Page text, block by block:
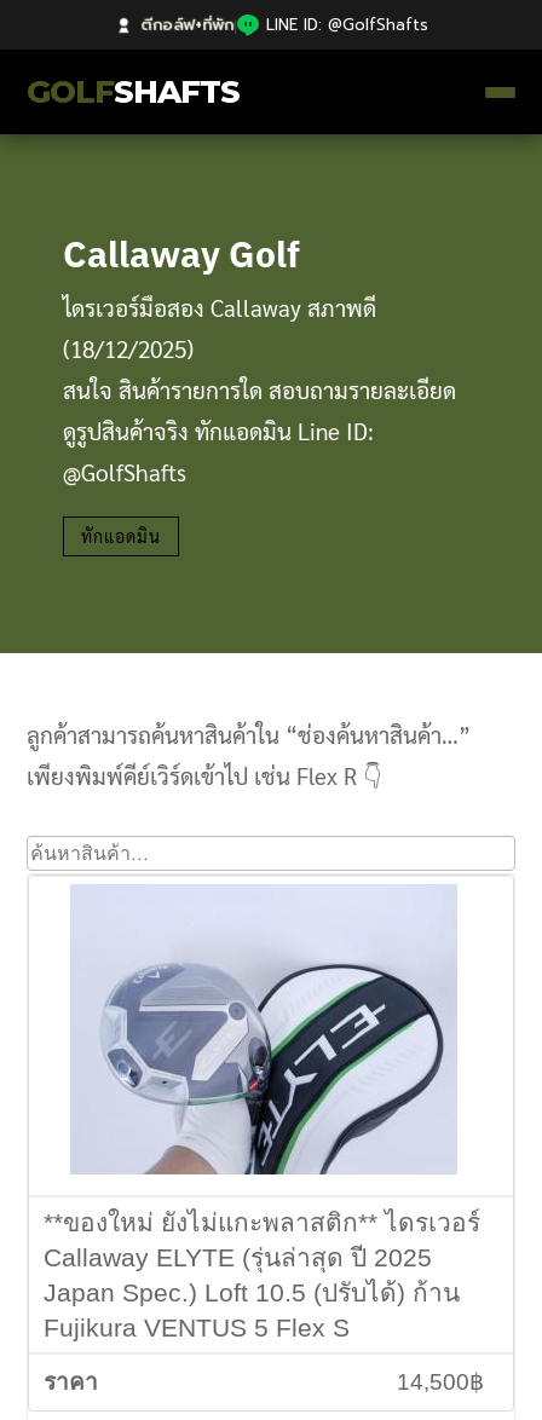
ตีกอล์ฟ+ที่พัก| LINE ID: @GolfShafts
GOLFSHAFTS
Catalog
ก้านโม Premium
ไม้กอล์ฟมือสอง Japan
Clubmaking Supplies
Callaway Golf
ไดรเวอร์มือสอง Callaway สภาพดี
(18/12/2025)
สนใจ สินค้ารายการใด สอบถามรายละเอียด
ดูรูปสินค้าจริง ทักแอดมิน Line ID:
@GolfShafts
ทักแอดมิน
ลูกค้าสามารถค้นหาสินค้าใน “ช่องค้นหาสินค้า…”
เพียงพิมพ์คีย์เวิร์ดเข้าไป เช่น Flex R 👇
**ของใหม่ ยังไม่แกะพลาสติก** ไดรเวอร์
Callaway ELYTE (รุ่นล่าสุด ปี 2025
Japan Spec.) Loft 10.5 (ปรับได้) ก้าน
Fujikura VENTUS 5 Flex S
14,500฿